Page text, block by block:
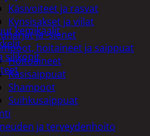
Käsivoiteet ja rasvat
Kynsisakset ja viilat
ja -sienet
hoitaineet ja saippuat
Hoitoaineet
Käsisaippuat
Shampoot
Suihkusaippuat
ja terveydenhoito
kemikaalit
silikonit